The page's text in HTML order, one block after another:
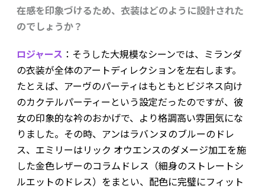
在感を印象づけるため、衣装はどのように設計された
のでしょうか？
ロジャース ：そうした大規模なシーンでは、ミランダ
の衣装が全体のアートディレクションを左右します。
たとえば、アーヴのパーティはもともとビジネス向け
のカクテルパーティーという設定だったのですが、彼
女の印象的な衿のおかげで、より格調高い雰囲気にな
りました。その時、アンはラバンヌのブルーのドレ
ス、エミリーはリック オウエンスのダメージ加工を施
した金色レザーのコラムドレス（細身のストレートシ
ルエットのドレス）をまとい、配色に完璧にフィット